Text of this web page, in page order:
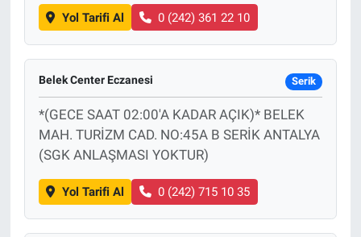
Yol Tarifi Al 0 (242) 361 22 10
Belek Center Eczanesi Serik
*(GECE SAAT 02:00'A KADAR AÇIK)* BELEK
MAH. TURİZM CAD. NO:45A B SERİK ANTALYA
(SGK ANLAŞMASI YOKTUR)
Yol Tarifi Al 0 (242) 715 10 35